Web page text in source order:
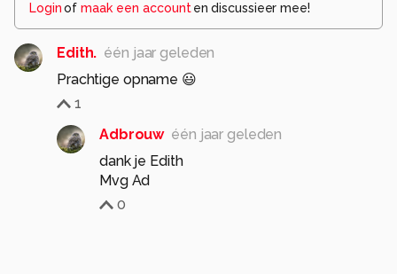
Loginof maak een account en discussieer mee!
Edith. één jaar geleden
Prachtige opname 😃
1
Adbrouw één jaar geleden
dank je Edith
Mvg Ad
0